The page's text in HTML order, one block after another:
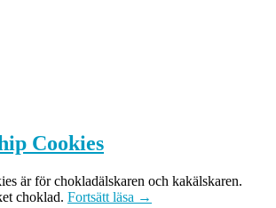
Cookies
är för chokladälskaren och kakälskaren.
choklad. Fortsätt läsa →